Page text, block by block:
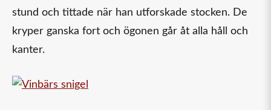
stund och tittade när han utforskade stocken. De
kryper ganska fort och ögonen går åt alla håll och
kanter.